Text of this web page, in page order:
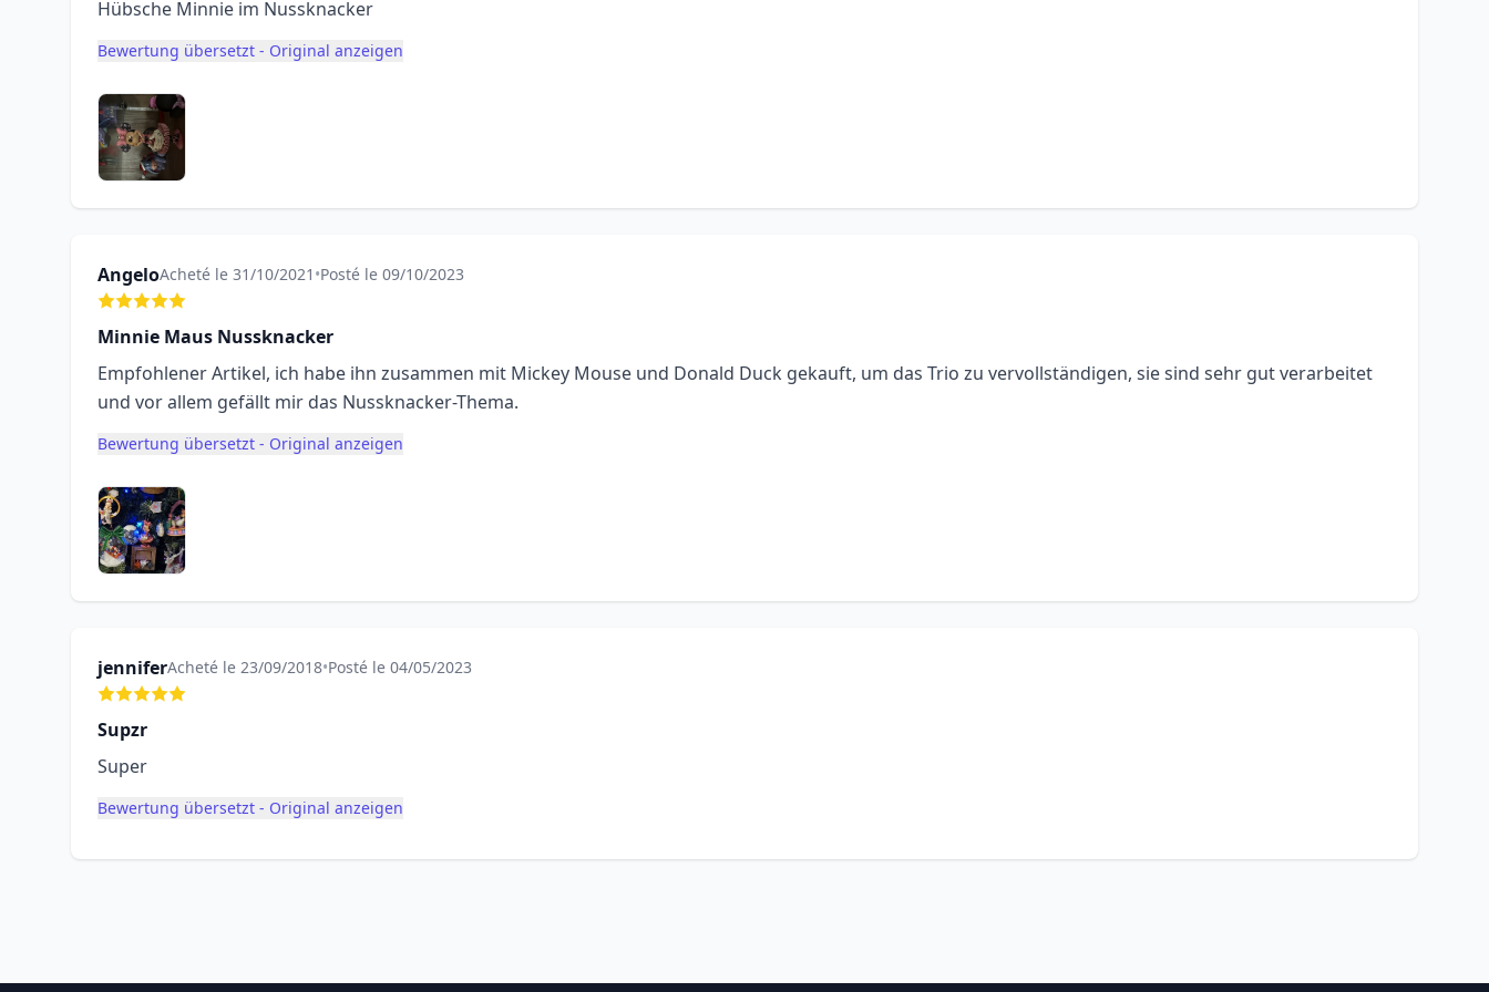
Hübsche Minnie im Nussknacker
Bewertung übersetzt - Original anzeigen
AngeloAcheté le 31/10/2021 •Posté le 09/10/2023
Minnie Maus Nussknacker
Empfohlener Artikel, ich habe ihn zusammen mit Mickey Mouse und Donald Duck gekauft, um das Trio zu vervollständigen, sie sind sehr gut verarbeitet
und vor allem gefällt mir das Nussknacker-Thema.
Bewertung übersetzt - Original anzeigen
jenniferAcheté le 23/09/2018•Posté le 04/05/2023
Supzr
Super
Bewertung übersetzt - Original anzeigen